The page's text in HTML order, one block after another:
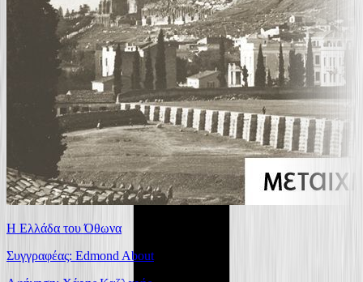
Η Ελλάδα του Όθωνα
Συγγραφέας: Edmond About